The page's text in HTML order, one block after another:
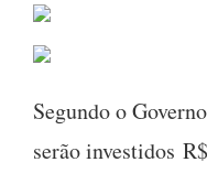
Segundo o
serão investidos